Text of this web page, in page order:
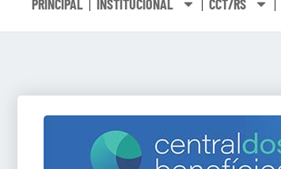
PRINCIPAL INSTITUCIONAL CCT/RS